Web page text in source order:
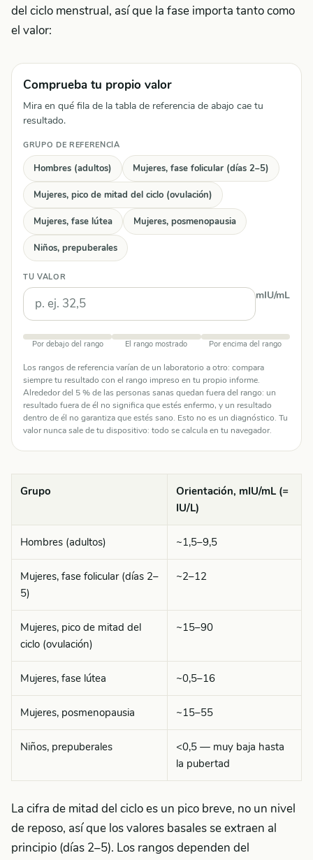
del ciclo menstrual, así que la fase importa tanto como
el valor:
Comprueba tu propio valor
Mira en qué fila de la tabla de referencia de abajo cae tu
resultado.
GRUPO DE REFERENCIA
Hombres (adultos) Mujeres, fase folicular (días 2–5)
Mujeres, pico de mitad del ciclo (ovulación)
Mujeres, fase lútea Mujeres, posmenopausia
Niños, prepuberales
TU VALOR
mIU/mL
Por debajo del rango El rango mostrado Por encima del rango
Los rangos de referencia varían de un laboratorio a otro: compara
siempre tu resultado con el rango impreso en tu propio informe.
Alrededor del 5 % de las personas sanas quedan fuera del rango: un
resultado fuera de él no significa que estés enfermo, y un resultado
dentro de él no garantiza que estés sano. Esto no es un diagnóstico. Tu
valor nunca sale de tu dispositivo: todo se calcula en tu navegador.
Grupo
Orientación, mIU/mL (=
IU/L)
Hombres (adultos) ~1,5–9,5
Mujeres, fase folicular (días 2–
5)
~2–12
Mujeres, pico de mitad del
ciclo (ovulación)
~15–90
Mujeres, fase lútea ~0,5–16
Mujeres, posmenopausia ~15–55
Niños, prepuberales
<0,5 — muy baja hasta
la pubertad
La cifra de mitad del ciclo es un pico breve, no un nivel
de reposo, así que los valores basales se extraen al
principio (días 2–5). Los rangos dependen del